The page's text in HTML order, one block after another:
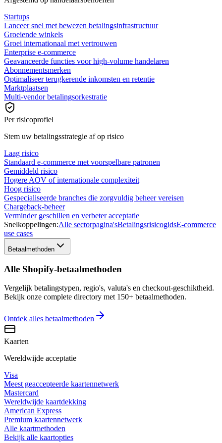
Startups
Lanceer snel met bewezen betalingsinfrastructuur
Groeiende winkels
Groei internationaal met vertrouwen
Enterprise e-commerce
Geavanceerde functies voor high-volume handelaren
Abonnementsmerken
Optimaliseer terugkerende inkomsten en retentie
Marktplaatsen
Multi-vendor betalingsorkestratie
Per risicoprofiel
Stem uw betalingsstrategie af op risico
Laag risico
Standaard e-commerce met voorspelbare patronen
Gemiddeld risico
Hogere AOV of internationale complexiteit
Hoog risico
Gespecialiseerde branches die zorgvuldig beheer vereisen
Chargeback-beheer
Verminder geschillen en verbeter acceptatie
Snelkoppelingen:Alle sectorpagina'sBetalingsrisicogidsE-commerce
use cases
Betaalmethoden
Alle Shopify-betaalmethoden
Vergelijk betalingstypen, regio's, valuta's en checkout-geschiktheid.
Bekijk onze complete directory met 150+ betaalmethoden.
Ontdek alles betaalmethoden
Kaarten
Wereldwijde acceptatie
Visa
Meest geaccepteerde kaartennetwerk
Mastercard
Wereldwijde kaartdekking
American Express
Premium kaartennetwerk
Alle kaartmethoden
Bekijk alle kaartopties